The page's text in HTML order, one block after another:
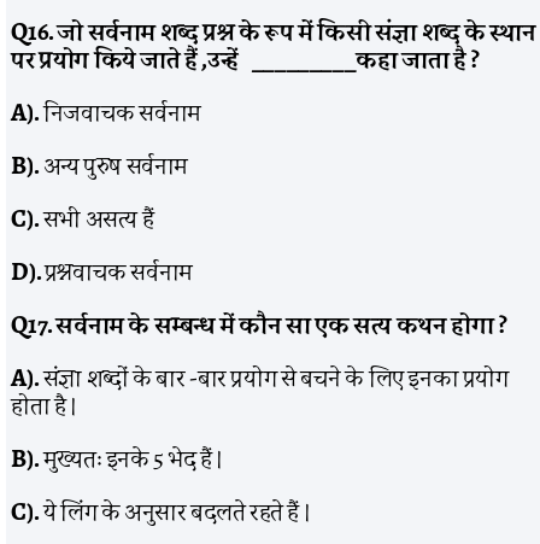
Q16.जो सर्वनाम शब्द प्रश्न के रूप में किसी संज्ञा शब्द के स्थान
पर प्रयोग किये जाते हैं,उन्हें _________कहा जाता है?
A).निजवाचक सर्वनाम
B).अन्य पुरुष सर्वनाम
C).सभी असत्य हैं
D).प्रश्नवाचक सर्वनाम
Q17.सर्वनाम के सम्बन्ध में कौन सा एक सत्य कथन होगा?
A).संज्ञा शब्दों के बार -बार प्रयोग से बचने के लिए इनका प्रयोग
होता है ।
B).मुख्यतः इनके 5 भेद हैं ।
C).ये लिंग के अनुसार बदलते रहते हैं ।